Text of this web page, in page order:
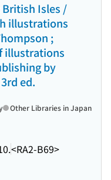
Isles /
illustrations
;
illustrations
by
ed.
<RA2-B69>
Other Libraries in Japan